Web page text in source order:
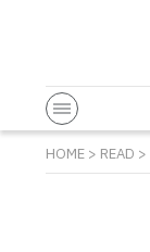
HOME > READ >